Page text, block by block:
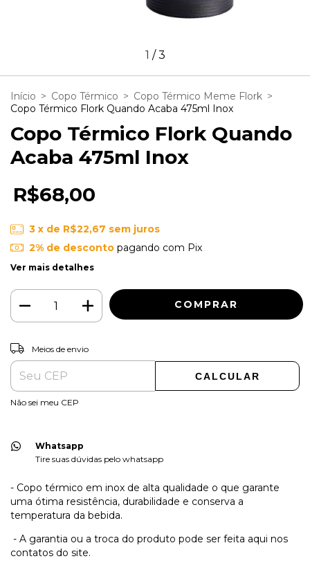
1 /3
Início > Copo Térmico > Copo Térmico Meme Flork >
Copo Térmico Flork Quando Acaba 475ml Inox
Copo Térmico Flork Quando
Acaba 475ml Inox
R$68,00
3 x de R$22,67 sem juros
2% de descontopagando com Pix
Ver mais detalhes
Entregas para o CEP:
Meios de envio
CALCULAR
Não sei meu CEP
Whatsapp
Tire suas dúvidas pelo whatsapp
- Copo térmico em inox de alta qualidade o que garante
uma ótima resistência, durabilidade e conserva a
temperatura da bebida.
- A garantia ou a troca do produto pode ser feita aqui nos
contatos do site.